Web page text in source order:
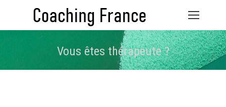
Vous êtes thérapeute ?
Vous êtes ici :